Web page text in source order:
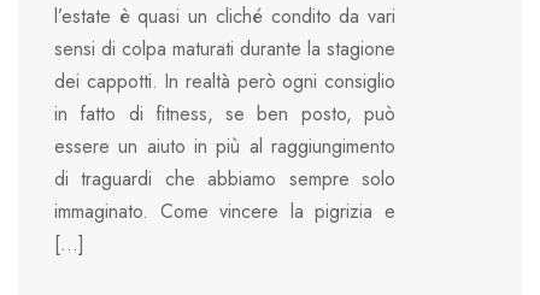
l’estate è quasi un cliché condito da vari
sensi di colpa maturati durante la stagione
dei cappotti. In realtà però ogni consiglio
in fatto di fitness, se ben posto, può
essere un aiuto in più al raggiungimento
di traguardi che abbiamo sempre solo
immaginato. Come vincere la pigrizia e
[…]